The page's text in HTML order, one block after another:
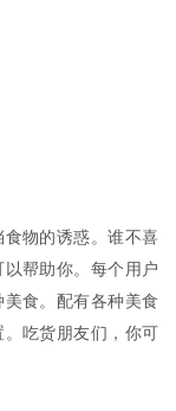
物的诱惑。谁不喜
帮助你。每个用户
食。配有各种美食
吃货朋友们，你可